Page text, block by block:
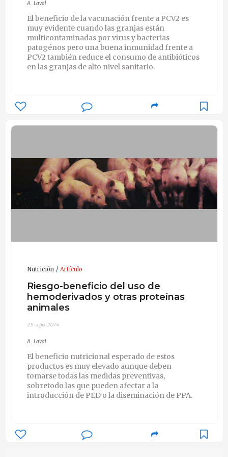
A. Laval
El beneficio de la vacunación frente a PCV2 es
muy evidente cuando las granjas están
multicontaminadas por virus y bacterias
patogénos pero una buena inmunidad frente a
PCV2 también reduce el consumo de antibióticos
en las granjas de alto nivel sanitario.
Nutrición Artículo
Riesgo-beneficio del uso de
hemoderivados y otras proteínas
animales
25-ago-2014
A. Laval
El beneficio nutricional esperado de estos
productos es muy elevado aunque deben
tomarse todas las medidas preventivas,
sobretodo las que pueden afectar a la
introducción de PED o la diseminación de PPA.